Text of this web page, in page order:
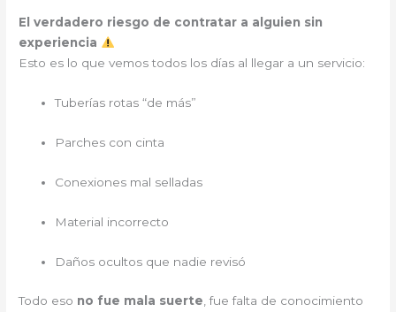
El verdadero riesgo de contratar a alguien sin
experiencia
Esto es lo que vemos todos los días al llegar a un servicio:
Tuberías rotas “de más”
Parches con cinta
Conexiones mal selladas
Material incorrecto
Daños ocultos que nadie revisó
Todo eso no fue mala suerte, fue falta de conocimiento